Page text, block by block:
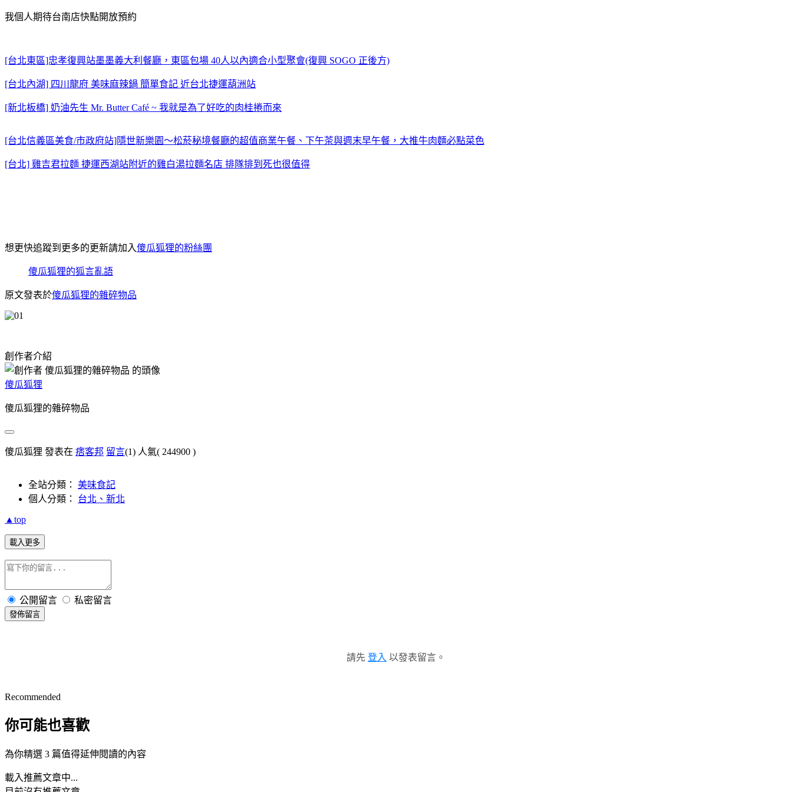
我個人期待台南店快點開放預約
[台北東區]忠孝復興站墨墨義大利餐廳，東區包場 40人以內適合小型聚會(復興 SOGO 正後方)
[台北內湖] 四川龍府 美味麻辣鍋 簡單食記 近台北捷運葫洲站
[新北板橋] 奶油先生 Mr. Butter Café ~ 我就是為了好吃的肉桂捲而來
[台北信義區美食/市政府站]隱世新樂園～松菸秘境餐廳的超值商業午餐、下午茶與週末早午餐，大推牛肉麵必點菜色
[台北] 雞吉君拉麵 捷運西湖站附近的雞白湯拉麵名店 排隊排到死也很值得
想更快追蹤到更多的更新請加入傻瓜狐狸的粉絲團
傻瓜狐狸的狐言亂語
原文發表於傻瓜狐狸的雜碎物品
創作者介紹
傻瓜狐狸
傻瓜狐狸的雜碎物品
傻瓜狐狸 發表在 痞客邦 留言(1) 人氣( 244900 )
全站分類： 美味食記
個人分類： 台北、新北
▲top
載入更多
公開留言 私密留言
發佈留言
請先 登入 以發表留言。
Recommended
你可能也喜歡
為你精選 3 篇值得延伸閱讀的內容
載入推薦文章中...